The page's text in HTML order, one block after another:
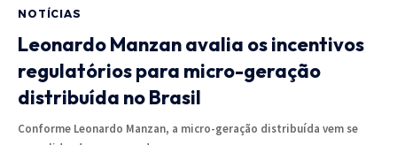
NOTÍCIAS
Leonardo Manzan avalia os incentivos
regulatórios para micro-geração
distribuída no Brasil
Conforme Leonardo Manzan, a micro-geração distribuída vem se